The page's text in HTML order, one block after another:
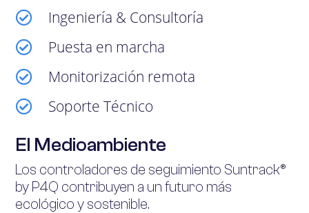
 Ingeniería & Consultoría
 Puesta en marcha
 Monitorización remota
 Soporte Técnico
El Medioambiente
Los controladores de seguimiento Suntrack®
by P4Q contribuyen a un futuro más
ecológico y sostenible.